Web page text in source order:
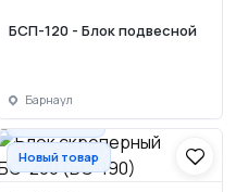
БСП-120 - Блок подвесной
Барнаул
📦Доставка
Новый товар